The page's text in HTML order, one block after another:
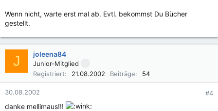
Wenn nicht, warte erst mal ab. Evtl. bekommst Du Bücher
gestellt.
J joleena84
Junior-Mitglied
Registriert
21.08.2002 Beiträge 54
30.08.2002 #4
danke mellimaus!!!